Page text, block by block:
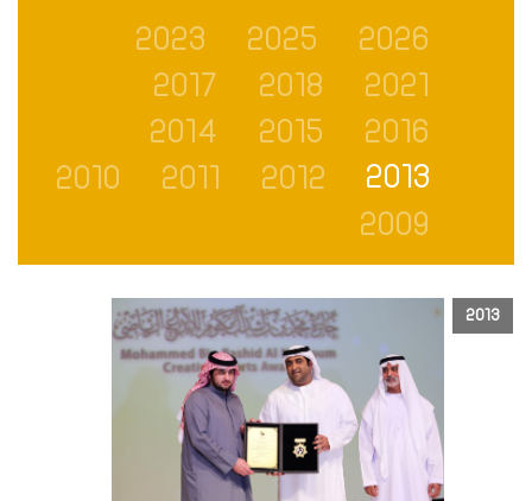
2026
2025
2023
2021
2018
2017
2016
2015
2014
2013
2012
2011
2010
2009
2013